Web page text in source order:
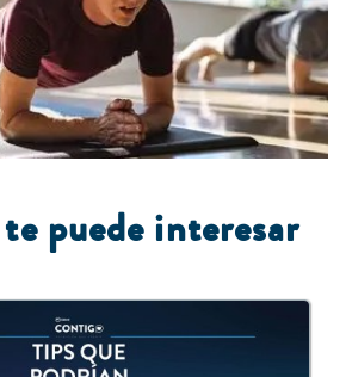
puede interesar